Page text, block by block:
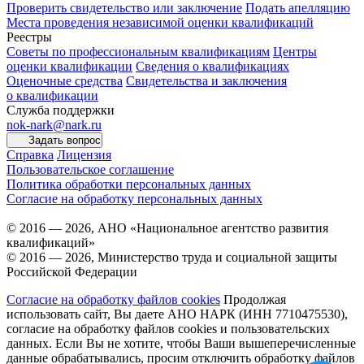
Проверить свидетельство или заключение Подать апелляцию
Места проведения независимой оценки квалификаций
Реестры
Советы по профессиональным квалификациям Центры
оценки квалификации Сведения о квалификациях
Оценочные средства Свидетельства и заключения
о квалификации
Служба поддержки
nok-nark@nark.ru
Задать вопрос
Справка Лицензия
Пользовательское соглашение
Политика обработки персональных данных
Согласие на обработку персональных данных
© 2016 — 2026, АНО «Национальное агентство развития
квалификаций»
© 2016 — 2026, Министерство труда и социальной защиты
Российской Федерации
Согласие на обработку файлов cookies Продолжая
использовать сайт, Вы даете АНО НАРК (ИНН 7710475530),
согласие на обработку файлов cookies и пользовательских
данных. Если Вы не хотите, чтобы Ваши вышеперечисленные
данные обрабатывались, просим отключить обработку файлов